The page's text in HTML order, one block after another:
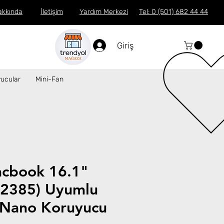
İletişim Yardım Merkezi Tel: 0 (501) 682 44 44
Giriş
Mini-Fan
16.1"
Uyumlu
Koruyucu